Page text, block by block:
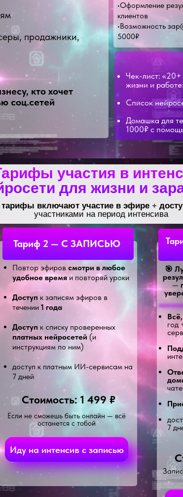
продажники,
кто хочет
соц.сетей
•Оформление
клиентов
•Возможность
5000₽
Чек-лист:
жизни и
Список
Домашка для
1000₽ с
Иду на интенсив с записью
Повтор эфиров смотри в любое
удобное времяи повторяй уроки
Доступ к записям эфиров в
течении 1 года
Доступ к списку проверенных
платных нейросетей (и
инструкциям по ним)
доступ к платным ИИ-сервисам на
7 дней
Тариф 2 — С ЗАПИСЬЮ
год
чате
7
участия в
для жизни и
Стоимость: 1 499 ₽
🎯
—
Если не сможешь быть онлайн — всё
останется с тобой
тарифы включают участие в эфире +
участниками на период интенсива